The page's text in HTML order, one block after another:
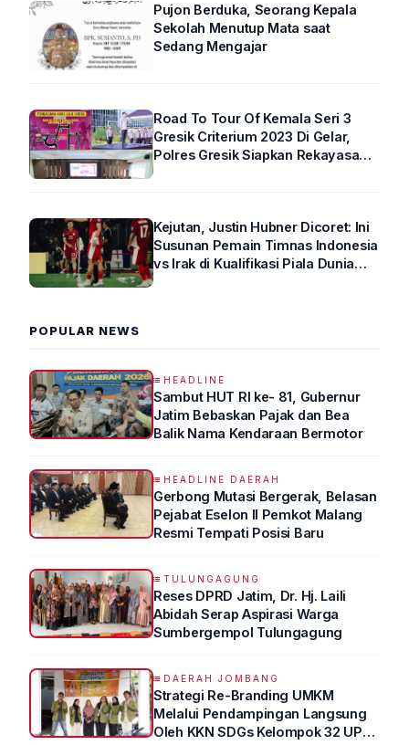
Pujon Berduka, Seorang Kepala
Sekolah Menutup Mata saat
Sedang Mengajar
Road To Tour Of Kemala Seri 3
Gresik Criterium 2023 Di Gelar,
Polres Gresik Siapkan Rekayasa
Kejutan, Justin Hubner Dicoret: Ini
Susunan Pemain Timnas Indonesia
vs Irak di Kualifikasi Piala Dunia
POPULAR NEWS
HEADLINE
Sambut HUT RI ke- 81, Gubernur
Jatim Bebaskan Pajak dan Bea
Balik Nama Kendaraan Bermotor
HEADLINE DAERAH
Gerbong Mutasi Bergerak, Belasan
Pejabat Eselon II Pemkot Malang
Resmi Tempati Posisi Baru
TULUNGAGUNG
Reses DPRD Jatim, Dr. Hj. Laili
Abidah Serap Aspirasi Warga
Sumbergempol Tulungagung
DAERAH JOMBANG
Strategi Re-Branding UMKM
Melalui Pendampingan Langsung
Oleh KKN SDGs Kelompok 32 UPN